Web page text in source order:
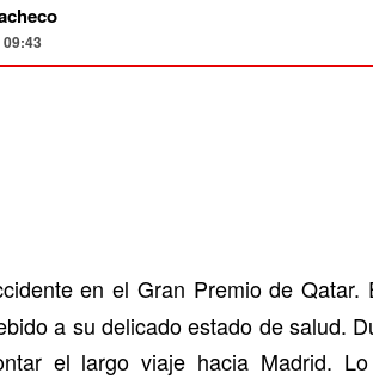
en el Gran Premio de Qatar.
a su delicado estado de salud.
el largo viaje hacia Madrid.